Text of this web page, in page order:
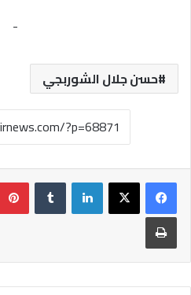
-
حسن جلال الشوربجي
لينكدإن
طباعة